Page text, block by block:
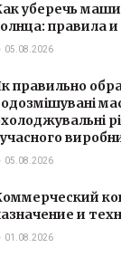
уберечь
правила
05.08.2026
правильно
05.08.2026
и
01.08.2026